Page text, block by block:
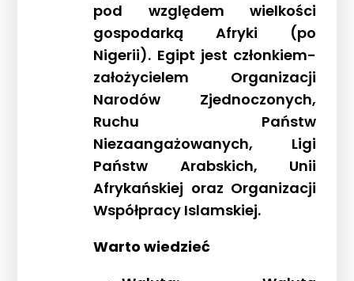
pod względem wielkości
gospodarką Afryki (po
Nigerii). Egipt jest członkiem-
założycielem Organizacji
Narodów Zjednoczonych,
Ruchu Państw
Niezaangażowanych, Ligi
Państw Arabskich, Unii
Afrykańskiej oraz Organizacji
Współpracy Islamskiej.
Warto wiedzieć